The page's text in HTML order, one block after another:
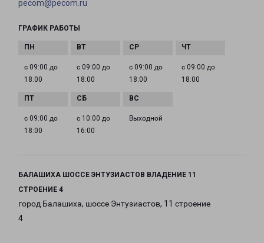
pecom@pecom.ru
ГРАФИК РАБОТЫ
с 09:00 до
18:00
с 09:00 до
18:00
с 09:00 до
18:00
с 09:00 до
18:00
с 09:00 до
18:00
с 10:00 до
16:00
Выходной
БАЛАШИХА ШОССЕ ЭНТУЗИАСТОВ ВЛАДЕНИЕ 11
СТРОЕНИЕ 4
город Балашиха, шоссе Энтузиастов, 11 строение
4